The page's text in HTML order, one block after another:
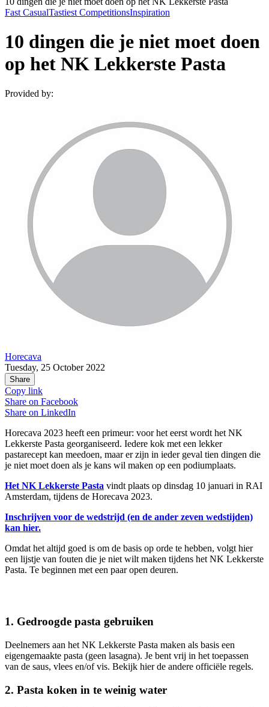
Fast CasualTastiest CompetitionsInspiration
10 dingen die je niet moet doen
op het NK Lekkerste Pasta
Provided by:
Horecava
Tuesday, 25 October 2022
Share
Copy link
Share on Facebook
Share on LinkedIn
Horecava 2023 heeft een primeur: voor het eerst wordt het NK
Lekkerste Pasta georganiseerd. Iedere kok met een lekker
pastarecept kan meedoen, maar er zijn in ieder geval tien dingen die
je niet moet doen als je kans wil maken op een podiumplaats.
Het NK Lekkerste Pasta vindt plaats op dinsdag 10 januari in RAI
Amsterdam, tijdens de Horecava 2023.
Inschrijven voor de wedstrijd (en de ander zeven wedstijden)
kan hier.
Omdat het altijd goed is om de basis op orde te hebben, volgt hier
een lijstje van fouten die je niet wilt maken tijdens het NK Lekkerste
Pasta. Te beginnen met een paar open deuren.
1. Gedroogde pasta gebruiken
Deelnemers aan het NK Lekkerste Pasta maken als basis een
eigengemaakte pasta (geen lasagna). Je bent vrij in het toepassen
van de saus, vlees en/of vis. Bekijk hier de andere officiële regels.
2. Pasta koken in te weinig water